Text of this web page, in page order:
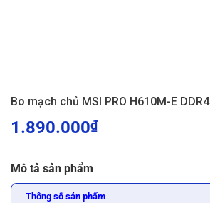
Bo mạch chủ MSI PRO H610M-E DDR4
1.890.000₫
Mô tả sản phẩm
Thông số sản phẩm